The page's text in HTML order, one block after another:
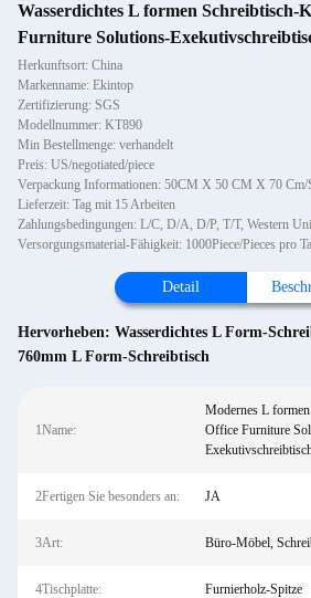
Wasserdichtes L formen Schreibtisch-
Furniture Solutions-
Herkunftsort: China
Markenname: Ekintop
Zertifizierung: SGS
Modellnummer: KT890
Min Bestellmenge: verhandelt
Preis: US/negotiated/piece
Verpackung Informationen: 50CM X 50 CM X 70 Cm/
Lieferzeit: Tag mit 15 Arbeiten
Zahlungsbedingungen: L/C, D/A, D/P, T/T, Western
Versorgungsmaterial-Fähigkeit: 1000Piece/Pieces pro
Detail
Hervorheben: Wasserdichtes L Form-
760mm L Form-Schreibtisch
1Name:
Modernes L
Office Furniture
2Fertigen Sie besonders an: JA
3Art: Büro-Möbel,
4Tischplatte: Furnierholz-Spitze